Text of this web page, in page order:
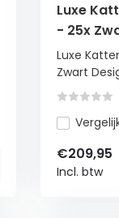
Luxe
- 25x
Luxe
Zwart
€209,95
Incl. btw